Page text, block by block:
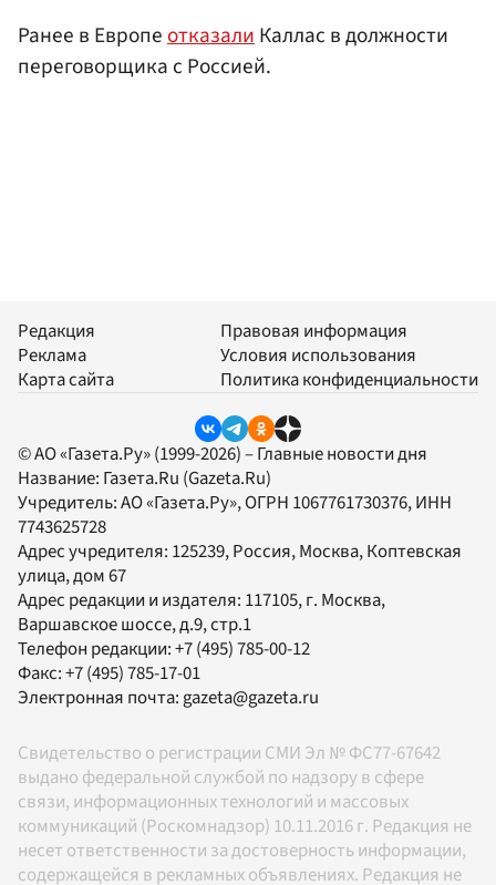
Ранее в ЕвропеотказалиКаллас в должности
переговорщика с Россией.
Редакция
Реклама
Карта сайта
Правовая информация
Условия использования
Политика конфиденциальности
© АО «Газета.Ру» (1999-2026) – Главные новости дня
Название: Газета.Ru (Gazeta.Ru)
Учредитель:АО «Газета.Ру», ОГРН 1067761730376, ИНН
7743625728
Адрес учредителя: 125239, Россия, Москва, Коптевская
улица, дом 67
Адрес редакции и издателя: 117105, г. Москва,
Варшавское шоссе, д.9, стр.1
Телефон редакции:+7 (495) 785-00-12
Факс:+7 (495) 785-17-01
Электронная почта: gazeta@gazeta.ru
Свидетельство о регистрации СМИ Эл № ФС77-67642
выдано федеральной службой по надзору в сфере
связи, информационных технологий и массовых
коммуникаций (Роскомнадзор) 10.11.2016 г. Редакция не
несет ответственности за достоверность информации,
содержащейся в рекламных объявлениях. Редакция не